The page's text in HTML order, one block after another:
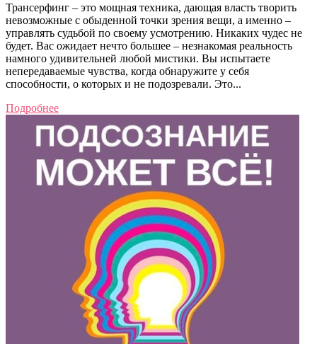
Трансерфинг – это мощная техника, дающая власть творить
невозможные с обыденной точки зрения вещи, а именно –
управлять судьбой по своему усмотрению. Никаких чудес не
будет. Вас ожидает нечто большее – незнакомая реальность
намного удивительней любой мистики. Вы испытаете
непередаваемые чувства, когда обнаружите у себя
способности, о которых и не подозревали. Это...
Подробнее